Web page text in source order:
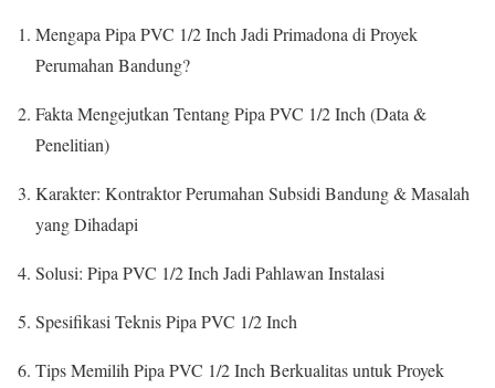
Mengapa Pipa PVC 1/2 Inch Jadi Primadona di Proyek
Perumahan Bandung?
Fakta Mengejutkan Tentang Pipa PVC 1/2 Inch (Data &
Penelitian)
Karakter: Kontraktor Perumahan Subsidi Bandung & Masalah
yang Dihadapi
Solusi: Pipa PVC 1/2 Inch Jadi Pahlawan Instalasi
Spesifikasi Teknis Pipa PVC 1/2 Inch
Tips Memilih Pipa PVC 1/2 Inch Berkualitas untuk Proyek